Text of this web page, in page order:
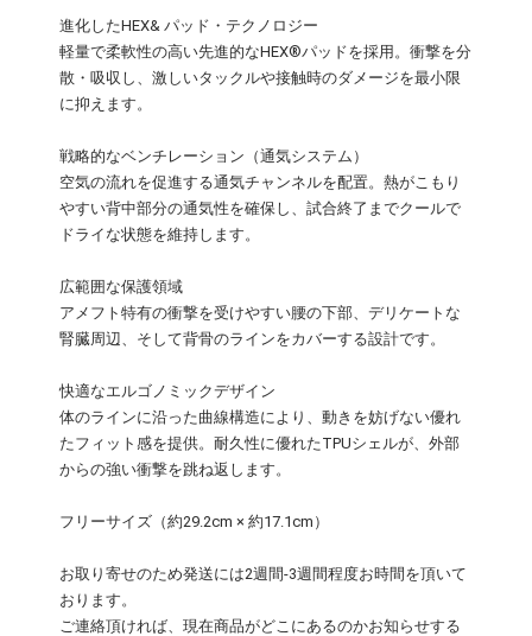
進化したHEX& パッド・テクノロジー
軽量で柔軟性の高い先進的なHEX®パッドを採用。衝撃を分
散・吸収し、激しいタックルや接触時のダメージを最小限
に抑えます。
戦略的なベンチレーション（通気システム）
空気の流れを促進する通気チャンネルを配置。熱がこもり
やすい背中部分の通気性を確保し、試合終了までクールで
ドライな状態を維持します。
広範囲な保護領域
アメフト特有の衝撃を受けやすい腰の下部、デリケートな
腎臓周辺、そして背骨のラインをカバーする設計です。
快適なエルゴノミックデザイン
体のラインに沿った曲線構造により、動きを妨げない優れ
たフィット感を提供。耐久性に優れたTPUシェルが、外部
からの強い衝撃を跳ね返します。
フリーサイズ（約29.2cm × 約17.1cm）
お取り寄せのため発送には2週間-3週間程度お時間を頂いて
おります。
ご連絡頂ければ、現在商品がどこにあるのかお知らせする